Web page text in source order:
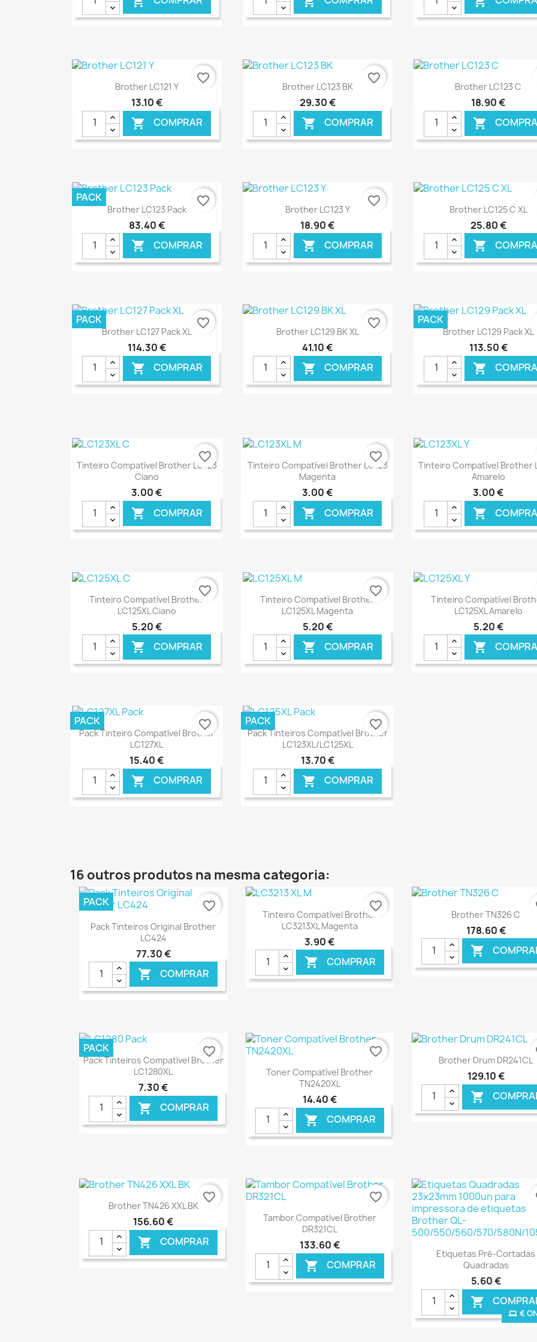
Ver+
Brother LC121 Y
13,10 €
 COMPRAR
€ ONLINE
favorite_border Ver+
Brother LC123 BK
29,30 €
 COMPRAR
€ ONLINE
favorite_border Ver+
Brother LC123 C
18,90 €

€
Ver+
Brother LC123 Pack
83,40 €
 COMPRAR
€ ONLINE
PACK favorite_border Ver+
Brother LC123 Y
18,90 €
 COMPRAR
€ ONLINE
favorite_border Ver+
Brother LC125 C XL
25,80 €

€
Ver+
Brother LC127 Pack XL
114,30 €
 COMPRAR
PACK favorite_border Ver+
Brother LC129 BK XL
41,10 €
 COMPRAR
favorite_border Ver+
Brother LC129 Pack XL
113,50 €

PACK
Ver+
Tinteiro Compatível Brother LC123
Ciano
3,00 €
 COMPRAR
favorite_border Ver+
Tinteiro Compatível Brother LC123
Magenta
3,00 €
 COMPRAR
favorite_border Ver+
Tinteiro Compatível Brother
Amarelo
3,00 €

Ver+
Tinteiro Compatível Brother
LC125XL Ciano
5,20 €
 COMPRAR
favorite_border Ver+
Tinteiro Compatível Brother
LC125XL Magenta
5,20 €
 COMPRAR
favorite_border Ver+
Tinteiro Compatível
LC125XL Amarelo
5,20 €

Ver+
Pack Tinteiro Compatível Brother
LC127XL
15,40 €
 COMPRAR
PACK favorite_border Ver+
Pack Tinteiros Compatível Brother
LC123XL/LC125XL
13,70 €
 COMPRAR
PACK favorite_border
16 outros produtos na mesma categoria:
Ver+
Pack Tinteiros Original Brother
LC424
77,30 €
 COMPRAR
PACK favorite_border Ver+
Tinteiro Compatível Brother
LC3213XL Magenta
3,90 €
 COMPRAR
favorite_border Ver+
Brother TN326 C
178,60 €

Ver+
Pack Tinteiros Compatível Brother
LC1280XL
7,30 €
 COMPRAR
PACK
favorite_border
Ver+
Toner Compatível Brother
TN2420XL
14,40 €
 COMPRAR
favorite_border Ver+
Brother Drum DR241CL
129,10 €

Ver+
Brother TN426 XXL BK
156,60 €
 COMPRAR
favorite_border
Ver+
Tambor Compatível Brother
DR321CL
133,60 €
 COMPRAR
favorite_border
Ver+
Etiquetas Pré-Cortadas
Quadradas
5,60 €

€